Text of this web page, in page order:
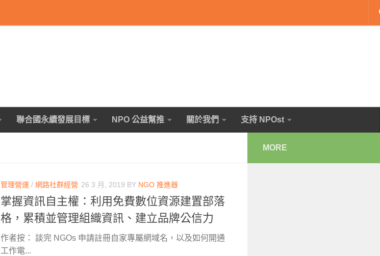
聯合國永續發展目標 NPO 公益幫推 關於我們 支持 NPOst
管理營運 / 網路社群經營 26 3 月, 2019 BY NGO 推進器
掌握資訊自主權：利用免費數位資源建置部落
格，累積並管理組織資訊、建立品牌公信力
作者按： 談完 NGOs 申請註冊自家專屬網域名，以及如何開通
工作電...
MORE